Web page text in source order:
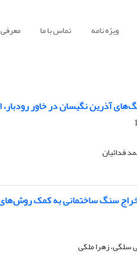
ویژه نامه تماس با ما
های آذرین نگیسان در خاور رودبار،
فدائیان
سنگ ساختمانی به کمک
سلگی، زهرا ملکی